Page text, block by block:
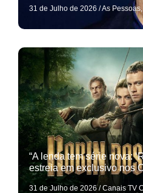
31 de Julho de 2026 /As Pessoas
“A lenda tem série nova:
estreia em exclusivo nos
31 de Julho de 2026 / Canais TV